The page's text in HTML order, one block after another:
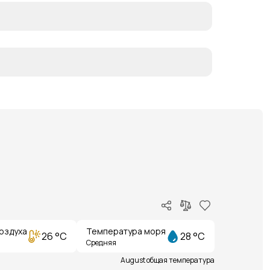
26 °C Температура моря
Средняя 28 °C
August общая температура